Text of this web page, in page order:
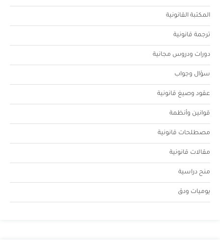
المكتبة القانونية
ترجمة قانونية
دورات ودروس مجانية
سؤال وجواب
عقود وصيغ قانونية
قوانين وأنظمة
مصطلحات قانونية
مقالات قانونية
منح دراسية
يوميات ودق